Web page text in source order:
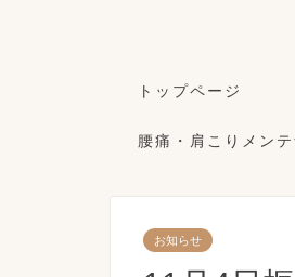
トップページ
腰痛・肩こりメン
お知らせ